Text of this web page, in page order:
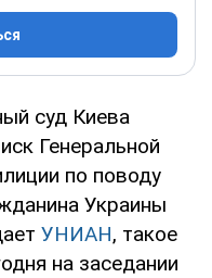
суд Киева
Генеральной
по поводу
Украины
УНИАН, такое
на заседании